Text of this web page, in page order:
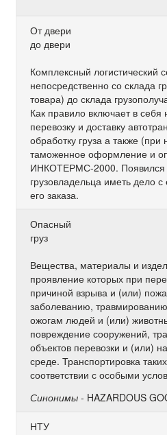
От двери
до двери
Комплексный логистический
непосредственно со склада
товара) до склада
Как правило включает в
перевозку и доставку
обработку груза а также
таможенное оформление и
ИНКОТЕРМС-2000. Появился
грузовладельца иметь дело
его заказа.
Опасный
груз
Вещества, материалы и
проявление которых при
причиной взрыва и (или)
заболеванию,
ожогам людей и (или)
повреждение сооружений,
объектов перевозки и (или)
среде. Транспортировка
соответствии с особыми
Синонимы - HAZARDOUS
НТУ